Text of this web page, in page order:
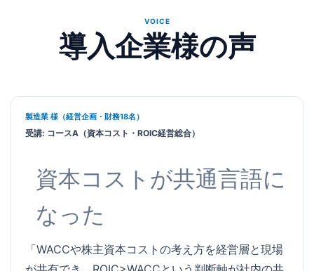
VOICE
導入企業様の声
製造業 様（経営企画・財務18名）
受講: コースA（資本コスト・ROIC経営総合）
資本コストが共通言語に
なった
「WACCや株主資本コストの考え方を経営層と現場